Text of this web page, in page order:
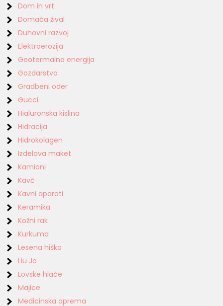
Dom in vrt
Domača žival
Duhovni razvoj
Elektroerozija
Geotermalna energija
Gozdarstvo
Gradbeni oder
Gucci
Hialuronska kislina
Hidracija
Hidrokolagen
Izdelava maket
Kamioni
Kavč
Kavni aparati
Keramika
Kožni rak
Kurkuma
Lesena hiška
Liu Jo
Lovske hlače
Majice
Medicinska oprema